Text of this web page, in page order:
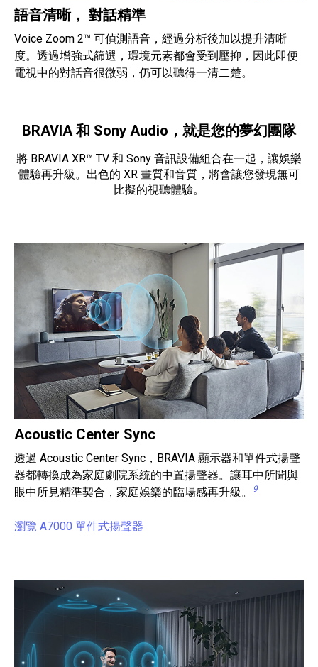
語音清晰， 對話精準
Voice Zoom 2™ 可偵測語音，經過分析後加以提升清晰
度。透過增強式篩選，環境元素都會受到壓抑，因此即便
電視中的對話音很微弱，仍可以聽得一清二楚。
BRAVIA 和 Sony Audio，就是您的夢幻團隊
將 BRAVIA XR™ TV 和 Sony 音訊設備組合在一起，讓娛樂
體驗再升級。出色的 XR 畫質和音質，將會讓您發現無可
比擬的視聽體驗。
Acoustic Center Sync
透過 Acoustic Center Sync，BRAVIA 顯示器和單件式揚聲
器都轉換成為家庭劇院系統的中置揚聲器。讓耳中所聞與
眼中所見精準契合，家庭娛樂的臨場感再升級。
9
瀏覽 A7000 單件式揚聲器